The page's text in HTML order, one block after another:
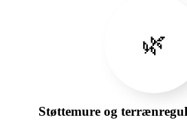
🌿
Støttemure og